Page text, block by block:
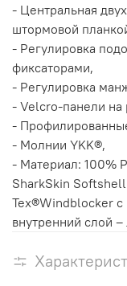
- Центральная
штормовой
- Регулировка
фиксаторами,
- Регулировка
- Velсro-панели на
-
- Молнии YKK®,
- Материал: 100%
SharkSkin
Tex®Windblocker с
внутренний слой